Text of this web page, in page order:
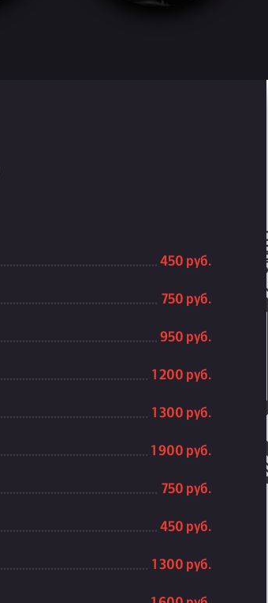
450 руб.
750 руб.
950 руб.
1 200 руб.
1 300 руб.
1 900 руб.
750 руб.
450 руб.
1 300 руб.